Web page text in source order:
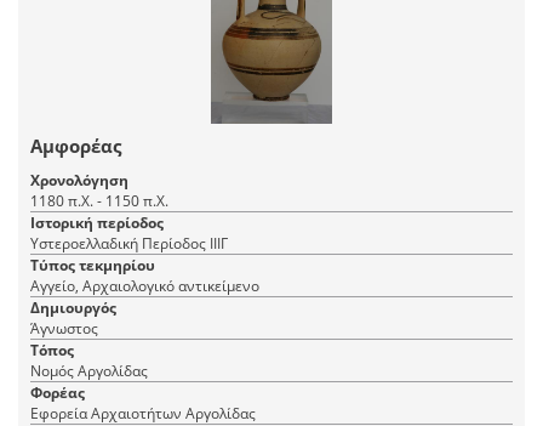
Αμφορέας
Χρονολόγηση
1180 π.Χ. - 1150 π.Χ.
Ιστορική περίοδος
Υστεροελλαδική Περίοδος ΙΙΙΓ
Τύπος τεκμηρίου
Αγγείο, Αρχαιολογικό αντικείμενο
Δημιουργός
Άγνωστος
Τόπος
Νομός Αργολίδας
Φορέας
Εφορεία Αρχαιοτήτων Αργολίδας